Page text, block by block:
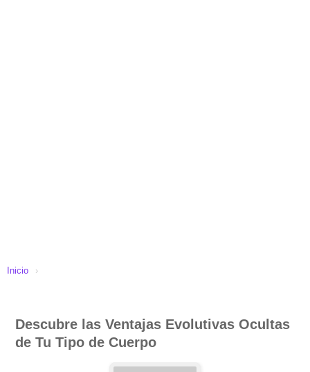
Inicio ›
Descubre las Ventajas Evolutivas Ocultas
de Tu Tipo de Cuerpo